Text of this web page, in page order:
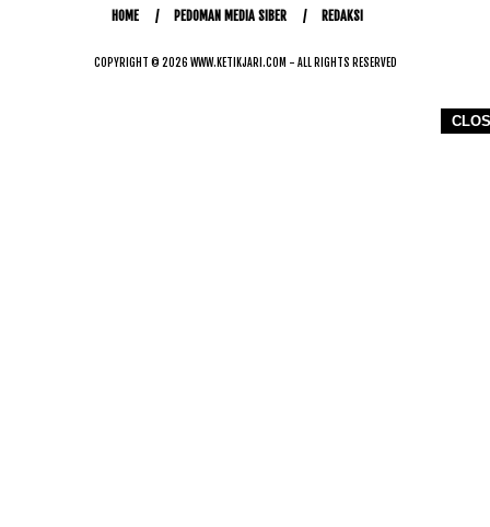
HOME PEDOMAN MEDIA SIBER REDAKSI
COPYRIGHT © 2026 WWW.KETIKJARI.COM - ALL RIGHTS RESERVED